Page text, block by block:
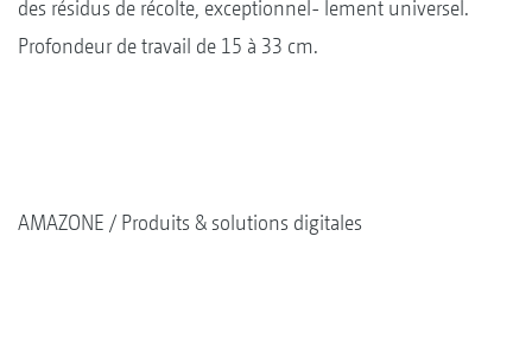
des résidus de récolte, exceptionnel- lement universel.
Profondeur de travail de 15 à 33 cm.
AMAZONE Produits & solutions digitales